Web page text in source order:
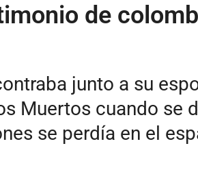
de
junto a su
Muertos cuando se
se perdía en el